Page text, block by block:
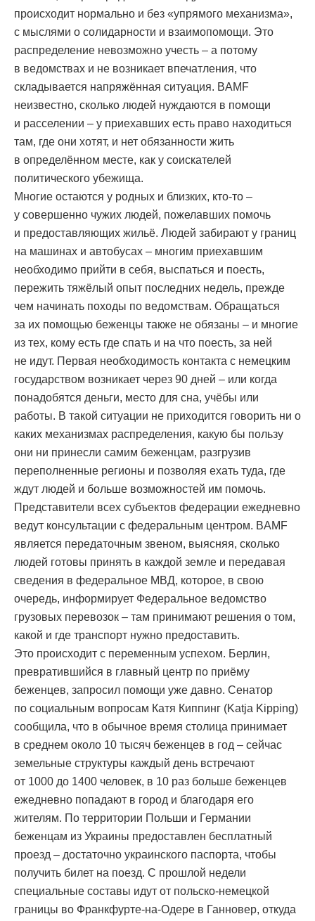
происходит нормально и без «упрямого механизма»,
с мыслями о солидарности и взаимопомощи. Это
распределение невозможно учесть – а потому
в ведомствах и не возникает впечатления, что
складывается напряжённая ситуация. BAMF
неизвестно, сколько людей нуждаются в помощи
и расселении – у приехавших есть право находиться
там, где они хотят, и нет обязанности жить
в определённом месте, как у соискателей
политического убежища.
Многие остаются у родных и близких, кто-то –
у совершенно чужих людей, пожелавших помочь
и предоставляющих жильё. Людей забирают у границ
на машинах и автобусах – многим приехавшим
необходимо прийти в себя, выспаться и поесть,
пережить тяжёлый опыт последних недель, прежде
чем начинать походы по ведомствам. Обращаться
за их помощью беженцы также не обязаны – и многие
из тех, кому есть где спать и на что поесть, за ней
не идут. Первая необходимость контакта с немецким
государством возникает через 90 дней – или когда
понадобятся деньги, место для сна, учёбы или
работы. В такой ситуации не приходится говорить ни о
каких механизмах распределения, какую бы пользу
они ни принесли самим беженцам, разгрузив
переполненные регионы и позволяя ехать туда, где
ждут людей и больше возможностей им помочь.
Представители всех субъектов федерации ежедневно
ведут консультации с федеральным центром. BAMF
является передаточным звеном, выясняя, сколько
людей готовы принять в каждой земле и передавая
сведения в федеральное МВД, которое, в свою
очередь, информирует Федеральное ведомство
грузовых перевозок – там принимают решения о том,
какой и где транспорт нужно предоставить.
Это происходит с переменным успехом. Берлин,
превратившийся в главный центр по приёму
беженцев, запросил помощи уже давно. Сенатор
по социальным вопросам Катя Киппинг (Katja Kipping)
сообщила, что в обычное время столица принимает
в среднем около 10 тысяч беженцев в год – сейчас
земельные структуры каждый день встречают
от 1000 до 1400 человек, в 10 раз больше беженцев
ежедневно попадают в город и благодаря его
жителям. По территории Польши и Германии
беженцам из Украины предоставлен бесплатный
проезд – достаточно украинского паспорта, чтобы
получить билет на поезд. С прошлой недели
специальные составы идут от польско-немецкой
границы во Франкфурте-на-Одере в Ганновер, откуда